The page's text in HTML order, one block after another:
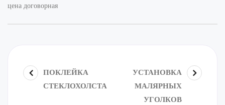
цена договорная
ПОКЛЕЙКА
СТЕКЛОХОЛСТА
УСТАНОВКА
МАЛЯРНЫХ
УГОЛКОВ